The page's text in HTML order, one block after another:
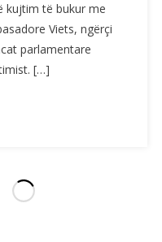
kujtim të bukur me
Viets, ngërçi
parlamentare
[…]